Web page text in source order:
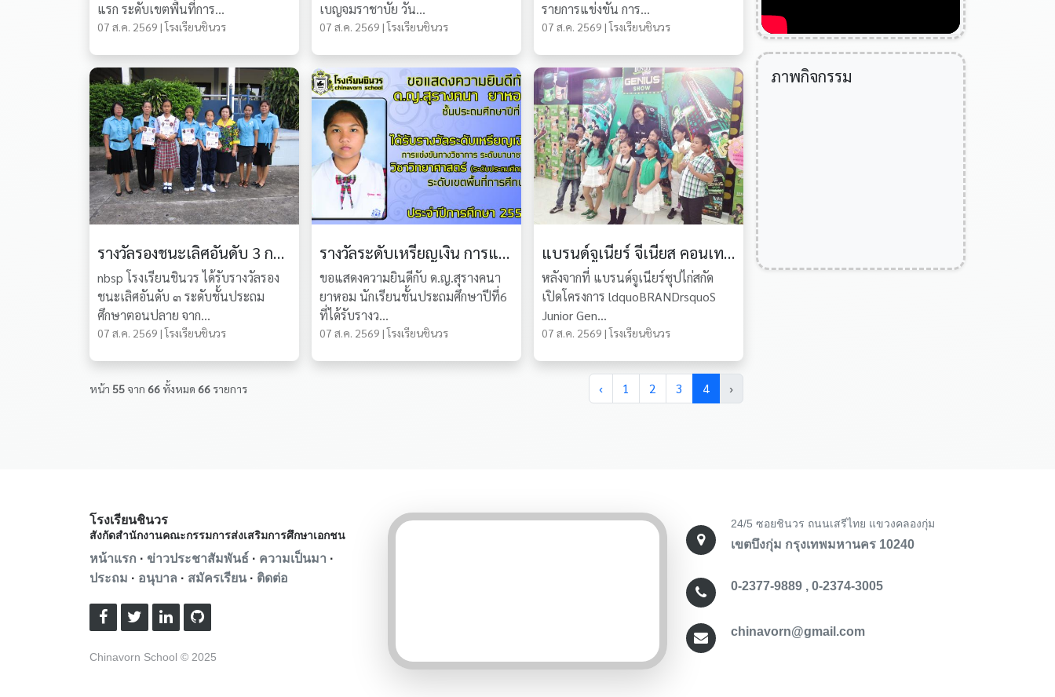
แรก ระดับเขตพื้นที่การ...
07 ส.ค. 2569 | โรงเรียนชินวร
เบญจมราชาบัย วัน...
07 ส.ค. 2569 | โรงเรียนชินวร
รายการแข่งขัน การ...
07 ส.ค. 2569 | โรงเรียนชินวร
รางวัลรองชนะเลิศอันดับ 3 การแข่งขันตอบคำถามสารานุกรมไทยสำหรับเยาวชนฯ
nbsp โรงเรียนชินวร ได้รับรางวัลรอง
ชนะเลิศอันดับ ๓ ระดับชั้นประถม
ศึกษาตอนปลาย จาก...
07 ส.ค. 2569 | โรงเรียนชินวร
รางวัลระดับเหรียญเงิน การแข่งขันทางวิชาการ ระดับนานาชาติ
ขอแสดงความยินดีกับ ด.ญ.สุรางคนา
ยาหอม นักเรียนชั้นประถมศึกษาปีที่6
ที่ได้รับรางว...
07 ส.ค. 2569 | โรงเรียนชินวร
แบรนด์จูเนียร์ จีเนียส คอนเทสต์
หลังจากที่ ​แบรนด์จู​เนียร์ซุป​ไก่สกัด
เปิด​โครง​การ ldquoBRANDrsquoS
Junior Gen...
07 ส.ค. 2569 | โรงเรียนชินวร
หน้า 55 จาก 66 ทั้งหมด 66 รายการ ‹ 1 2 3 4 ›
ภาพกิจกรรม
โรงเรียนชินวร
สังกัดสำนักงานคณะกรรมการส่งเสริมการศึกษาเอกชน
หน้าแรก · ข่าวประชาสัมพันธ์ · ความเป็นมา ·
ประถม · อนุบาล · สมัครเรียน · ติดต่อ
Chinavorn School © 2025
24/5 ซอยชินวร ถนนเสรีไทย แขวงคลองกุ่ม
เขตบึงกุ่ม กรุงเทพมหานคร 10240
0-2377-9889 , 0-2374-3005
chinavorn@gmail.com